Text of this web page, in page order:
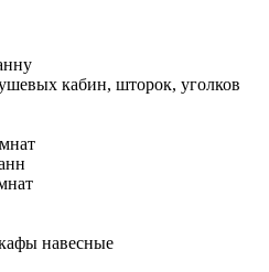
кабин, шторок, уголков
навесные